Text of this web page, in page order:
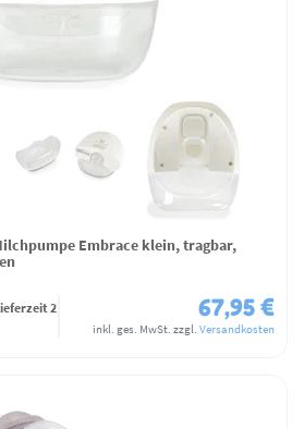
Embrace klein, tragbar,
2
67,95 €
inkl. ges. MwSt. zzgl. Versandkosten